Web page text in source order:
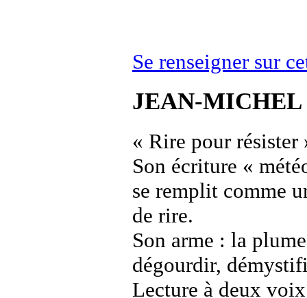
Se renseigner sur
JEAN-MICHEL
« Rire pour résister
Son écriture «
se remplit comme
de rire.
Son arme : la
dégourdir,
Lecture à deux voix